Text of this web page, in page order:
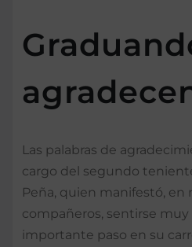
Las palabras de
cargo del segundo
Peña, quien manifestó, en
compañeros, sentirse
importante paso en su